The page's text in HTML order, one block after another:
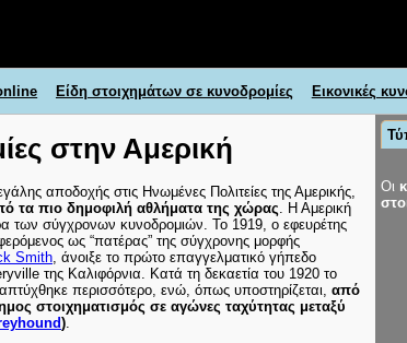
Είδη στοιχημάτων σε κυνοδρομίες Εικονικές
στην Αμερική
αποδοχής στις Ηνωμένες Πολιτείες της Αμερικής,
τα πιο δημοφιλή αθλήματα της χώρας . Η Αμερική
των σύγχρονων κυνοδρομιών. Το 1919, ο εφευρέτης
ως “πατέρας” της σύγχρονης μορφής
Smith , άνοιξε το πρώτο επαγγελματικό γήπεδο
της Καλιφόρνια. Κατά τη δεκαετία του 1920 το
περισσότερο, ενώ, όπως υποστηρίζεται, από
στοιχηματισμός σε αγώνες ταχύτητας μεταξύ
)
Οι